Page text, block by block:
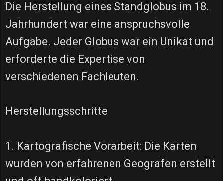
Die Herstellung eines Standglobus im 18.
Jahrhundert war eine anspruchsvolle
Aufgabe. Jeder Globus war ein Unikat und
erforderte die Expertise von
verschiedenen Fachleuten.
Herstellungsschritte
1. Kartografische Vorarbeit: Die Karten
wurden von erfahrenen Geografen erstellt